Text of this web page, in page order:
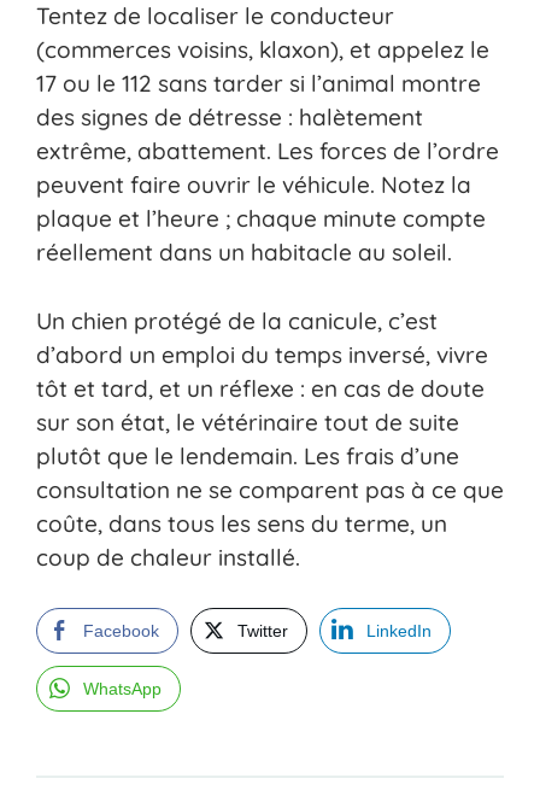
Tentez de localiser le conducteur
(commerces voisins, klaxon), et appelez le
17 ou le 112 sans tarder si l’animal montre
des signes de détresse : halètement
extrême, abattement. Les forces de l’ordre
peuvent faire ouvrir le véhicule. Notez la
plaque et l’heure ; chaque minute compte
réellement dans un habitacle au soleil.
Un chien protégé de la canicule, c’est
d’abord un emploi du temps inversé, vivre
tôt et tard, et un réflexe : en cas de doute
sur son état, le vétérinaire tout de suite
plutôt que le lendemain. Les frais d’une
consultation ne se comparent pas à ce que
coûte, dans tous les sens du terme, un
coup de chaleur installé.
Facebook Twitter LinkedIn
WhatsApp